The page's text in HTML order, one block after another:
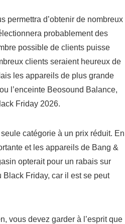
permettra d’obtenir de nombreux
probablement des
possible de clients puisse
clients seraient heureux de
les appareils de plus grande
l’enceinte Beosound Balance,
Friday 2026.
catégorie à un prix réduit. En
et les appareils de Bang &
opterait pour un rabais sur
Friday, car il est se peut
vous devez garder à l’esprit que